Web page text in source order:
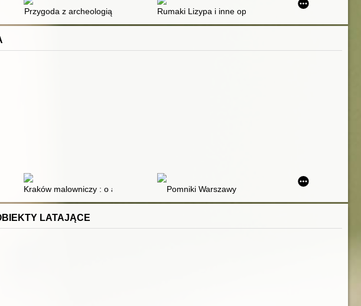
Przygoda z archeologią Rumaki Lizypa i inne opowiadania
Kraków malowniczy : o albumach z widokami miasta w XIX wieku
Pomniki Warszawy
LATAJĄCE